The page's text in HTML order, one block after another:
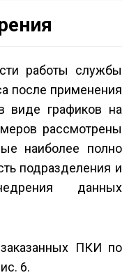
работы службы
после применения
виде графиков на
рассмотрены
наиболее полно
подразделения и
данных
ПКИ по
6.